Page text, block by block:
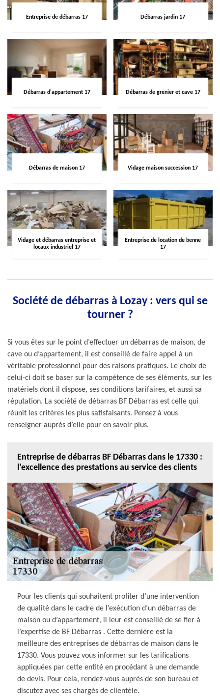
Entreprise de débarras 17 Débarras jardin 17
Débarras d'appartement 17 Débarras de grenier et cave 17
Débarras de maison 17 Vidage maison succession 17
Vidage et débarras entreprise et
locaux industriel 17
Entreprise de location de benne
17
Société de débarras à Lozay : vers qui se
tourner ?
Si vous êtes sur le point d’effectuer un débarras de maison, de
cave ou d’appartement, il est conseillé de faire appel à un
véritable professionnel pour des raisons pratiques. Le choix de
celui-ci doit se baser sur la compétence de ses éléments, sur les
matériels dont il dispose, ses conditions tarifaires, et aussi sa
réputation. La société de débarras BF Débarras est celle qui
réunit les critères les plus satisfaisants. Pensez à vous
renseigner auprès d’elle pour en savoir plus.
Entreprise de débarras BF Débarras dans le 17330 :
l’excellence des prestations au service des clients
Pour les clients qui souhaitent profiter d’une intervention
de qualité dans le cadre de l’exécution d’un débarras de
maison ou d’appartement, il leur est conseillé de se fier à
l’expertise de BF Débarras . Cette dernière est la
meilleure des entreprises de débarras de maison dans le
17330. Vous pouvez vous informer sur les tarifications
appliquées par cette entité en procédant à une demande
de devis. Pour cela, rendez-vous auprès de son bureau et
discutez avec ses chargés de clientèle.